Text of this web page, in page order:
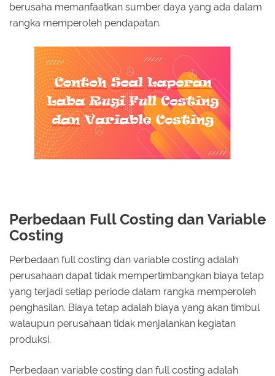
berusaha memanfaatkan sumber daya yang ada dalam
rangka memperoleh pendapatan.
Perbedaan Full Costing dan Variable
Costing
Perbedaan full costing dan variable costing adalah
perusahaan dapat tidak mempertimbangkan biaya tetap
yang terjadi setiap periode dalam rangka memperoleh
penghasilan. Biaya tetap adalah biaya yang akan timbul
walaupun perusahaan tidak menjalankan kegiatan
produksi.
Perbedaan variable costing dan full costing adalah